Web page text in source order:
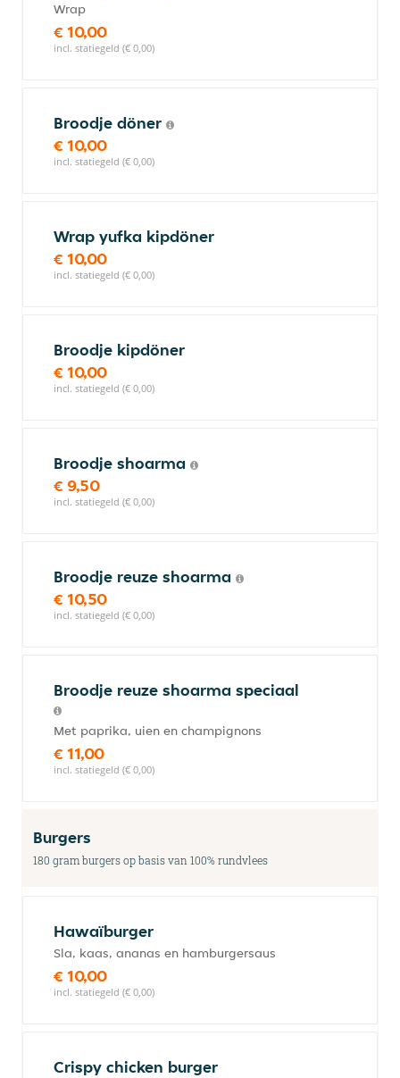
Wrap
€ 10,00
incl. statiegeld (€ 0,00)
Broodje döner
€ 10,00
incl. statiegeld (€ 0,00)
Wrap yufka kipdöner
€ 10,00
incl. statiegeld (€ 0,00)
Broodje kipdöner
€ 10,00
incl. statiegeld (€ 0,00)
Broodje shoarma
€ 9,50
incl. statiegeld (€ 0,00)
Broodje reuze shoarma
€ 10,50
incl. statiegeld (€ 0,00)
Broodje reuze shoarma speciaal
Met paprika, uien en champignons
€ 11,00
incl. statiegeld (€ 0,00)
Burgers
180 gram burgers op basis van 100% rundvlees
Hawaïburger
Sla, kaas, ananas en hamburgersaus
€ 10,00
incl. statiegeld (€ 0,00)
Crispy chicken burger